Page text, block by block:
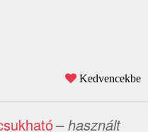
Kedvencekbe
– használt